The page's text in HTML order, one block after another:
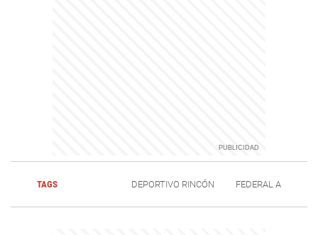
TAGS DEPORTIVO RINCÓN FEDERAL A